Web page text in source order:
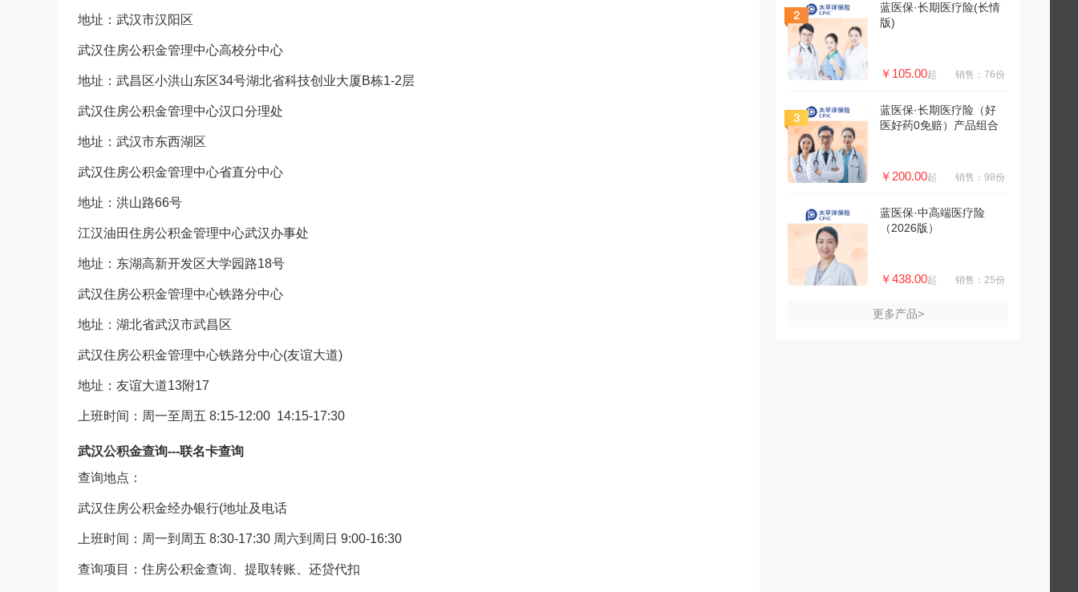
地址：武汉市汉阳区
武汉住房公积金管理中心高校分中心
地址：武昌区小洪山东区34号湖北省科技创业大厦B栋1-2层
武汉住房公积金管理中心汉口分理处
地址：武汉市东西湖区
武汉住房公积金管理中心省直分中心
地址：洪山路66号
江汉油田住房公积金管理中心武汉办事处
地址：东湖高新开发区大学园路18号
武汉住房公积金管理中心铁路分中心
地址：湖北省武汉市武昌区
武汉住房公积金管理中心铁路分中心(友谊大道)
地址：友谊大道13附17
上班时间：周一至周五 8:15-12:00 14:15-17:30
武汉公积金查询---联名卡查询
查询地点：
武汉住房公积金经办银行(地址及电话
上班时间：周一到周五 8:30-17:30 周六到周日 9:00-16:30
查询项目：住房公积金查询、提取转账、还贷代扣
蓝医保·长期医疗险(长情
版)
￥105.00起 销售：76份
蓝医保·长期医疗险（好
医好药0免赔）产品组合
￥200.00起 销售：98份
蓝医保·中高端医疗险
（2026版）
￥438.00起 销售：25份
更多产品>